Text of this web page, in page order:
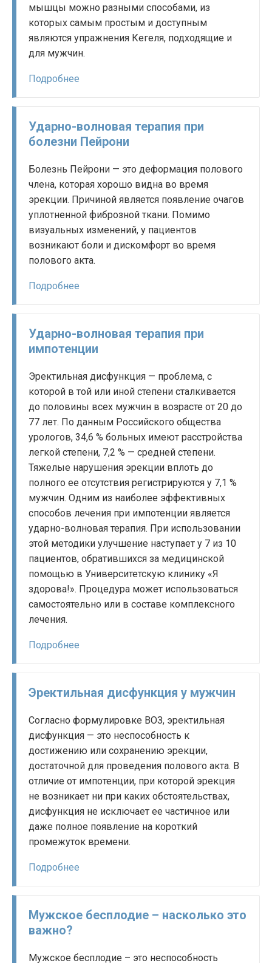
мышцы можно разными способами, из
которых самым простым и доступным
являются упражнения Кегеля, подходящие и
для мужчин.
Подробнее
Ударно-волновая терапия при
болезни Пейрони
Болезнь Пейрони — это деформация полового
члена, которая хорошо видна во время
эрекции. Причиной является появление очагов
уплотненной фиброзной ткани. Помимо
визуальных изменений, у пациентов
возникают боли и дискомфорт во время
полового акта.
Подробнее
Ударно-волновая терапия при
импотенции
Эректильная дисфункция — проблема, с
которой в той или иной степени сталкивается
до половины всех мужчин в возрасте от 20 до
77 лет. По данным Российского общества
урологов, 34,6 % больных имеют расстройства
легкой степени, 7,2 % — средней степени.
Тяжелые нарушения эрекции вплоть до
полного ее отсутствия регистрируются у 7,1 %
мужчин. Одним из наиболее эффективных
способов лечения при импотенции является
ударно-волновая терапия. При использовании
этой методики улучшение наступает у 7 из 10
пациентов, обратившихся за медицинской
помощью в Университетскую клинику «Я
здорова!». Процедура может использоваться
самостоятельно или в составе комплексного
лечения.
Подробнее
Эректильная дисфункция у мужчин
Согласно формулировке ВОЗ, эректильная
дисфункция — это неспособность к
достижению или сохранению эрекции,
достаточной для проведения полового акта. В
отличие от импотенции, при которой эрекция
не возникает ни при каких обстоятельствах,
дисфункция не исключает ее частичное или
даже полное появление на короткий
промежуток времени.
Подробнее
Мужское бесплодие – насколько это
важно?
Мужское бесплодие – это неспособность